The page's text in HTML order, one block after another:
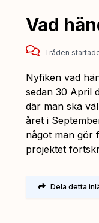
Vad
Tråden
Nyfiken vad
sedan 30 April
där man ska
året i
något man gör
projektet
Dela detta